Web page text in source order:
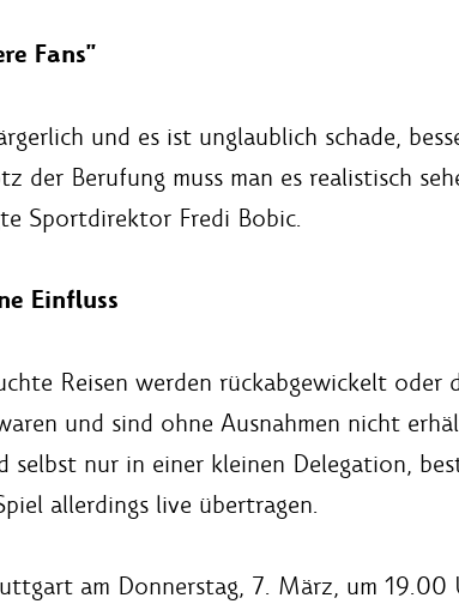
Fans"
und es ist unglaublich schade,
der Berufung muss man es realistisch
Sportdirektor Fredi Bobic.
Einfluss
Reisen werden rückabgewickelt
und sind ohne Ausnahmen nicht
selbst nur in einer kleinen Delegation,
allerdings live übertragen.
am Donnerstag, 7. März, um